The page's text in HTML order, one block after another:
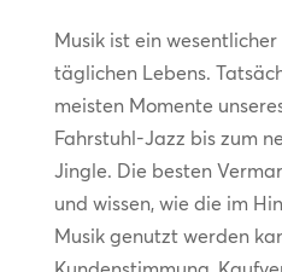
Musik ist ein
täglichen Lebens.
meisten Momente
Fahrstuhl-Jazz bis zum
Jingle. Die besten
und wissen, wie die im
Musik genutzt werden